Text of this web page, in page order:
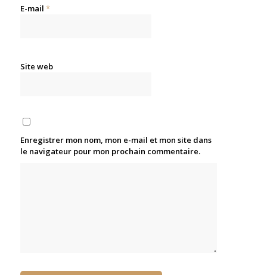
E-mail *
Site web
Enregistrer mon nom, mon e-mail et mon site dans
le navigateur pour mon prochain commentaire.